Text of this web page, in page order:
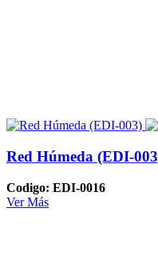
Red Húmeda (EDI-
Codigo: EDI-0016
Ver Más